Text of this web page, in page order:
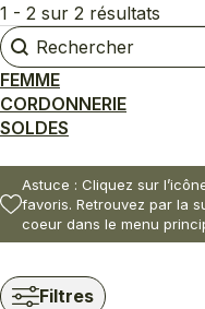
1 - 2 sur 2 résultats
Rechercher
Rechercher
FEMME
CORDONNERIE
SOLDES
Astuce : Cliquez sur
favoris. Retrouvez par la
coeur dans le menu
Filtres